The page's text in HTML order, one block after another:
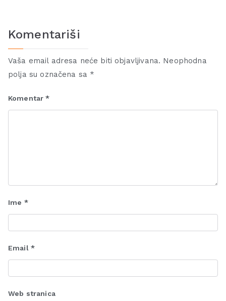
Komentariši
Vaša email adresa neće biti objavljivana. Neophodna
polja su označena sa *
Komentar*
Ime *
Email *
Web stranica